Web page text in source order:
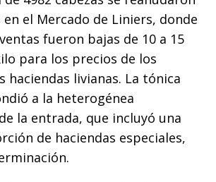
en el Mercado de Liniers, donde
fueron bajas de 10 a 15
para los precios de los
haciendas livianas. La tónica
a la heterogénea
la entrada, que incluyó una
de haciendas especiales,